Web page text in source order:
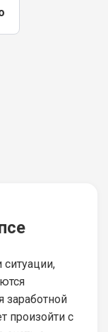
заработной
произойти с